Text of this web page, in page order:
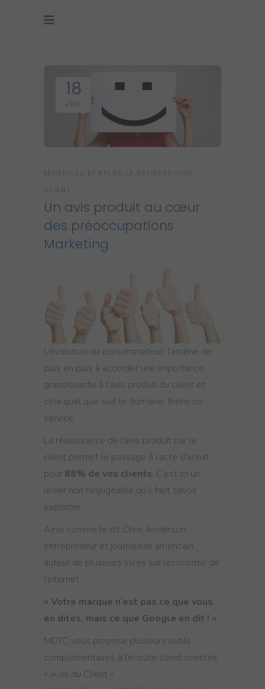
18
JUIL
Un avis produit au cœur
des préoccupations
Marketing
L’évolution du consommateur, l’amène de
plus en plus à accorder une importance
grandissante à l’avis produit du client et
cela quel que soit le domaine, biens ou
service.
La réassurance de l’avis produit par le
client permet le passage à l’acte d’achat
pour 88% de vos clients. C’est ici un
levier non négligeable qu’il faut savoir
exploiter.
Ainsi comme le dit Chris Anderson,
entrepreneur et journaliste américain,
auteur de plusieurs livres sur l’économie de
l’internet :
« Votre marque n’est pas ce que vous
en dites, mais ce que Google en dit ! »
MDTC vous propose plusieurs outils
complémentaires à l’écoute client orientés
« Avis du Client »